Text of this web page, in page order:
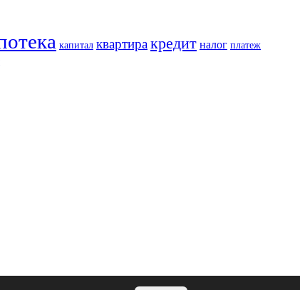
капитал квартиракредит налог платеж